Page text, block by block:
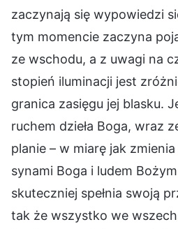
zaczynają się wypowiedzi
tym momencie zaczyna
ze wschodu, a z uwagi na
stopień iluminacji jest
granica zasięgu jej blasku.
ruchem dzieła Boga, wraz
planie – w miarę jak
synami Boga i ludem
skuteczniej spełnia swoją
tak że wszystko we